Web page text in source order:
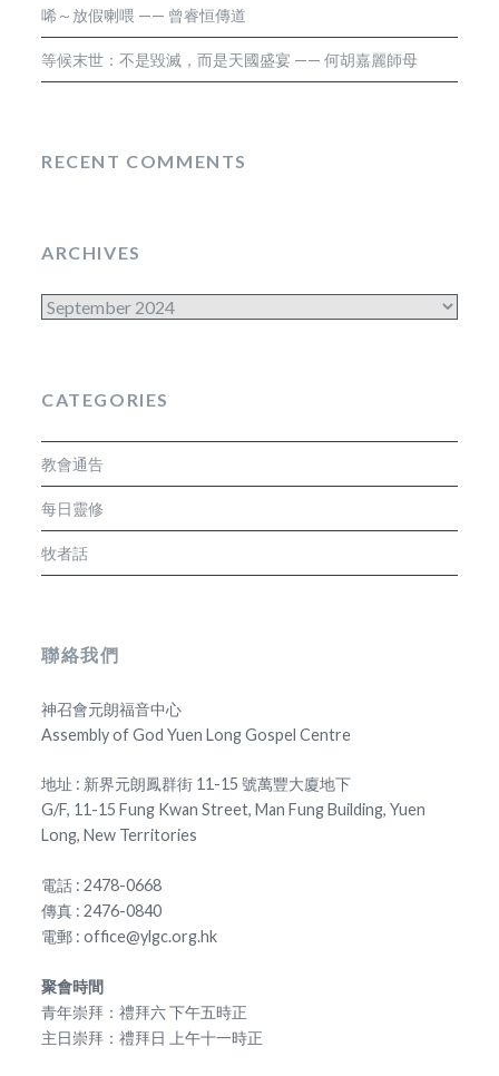
唏～放假喇喂 —— 曾睿恒傳道
等候末世：不是毀滅，而是天國盛宴 —— 何胡嘉麗師母
RECENT COMMENTS
ARCHIVES
Archives
CATEGORIES
教會通告
每日靈修
牧者話
聯絡我們
神召會元朗福音中心
Assembly of God Yuen Long Gospel Centre
地址 : 新界元朗鳳群街 11-15 號萬豐大廈地下
G/F, 11-15 Fung Kwan Street, Man Fung Building, Yuen
Long, New Territories
電話 : 2478-0668
傳真 : 2476-0840
電郵 : office@ylgc.org.hk
聚會時間
青年崇拜：禮拜六 下午五時正
主日崇拜：禮拜日 上午十一時正